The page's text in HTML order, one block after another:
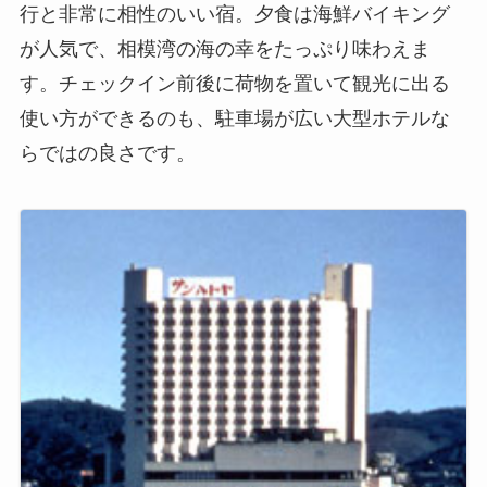
行と非常に相性のいい宿。夕食は海鮮バイキング
が人気で、相模湾の海の幸をたっぷり味わえま
す。チェックイン前後に荷物を置いて観光に出る
使い方ができるのも、駐車場が広い大型ホテルな
らではの良さです。